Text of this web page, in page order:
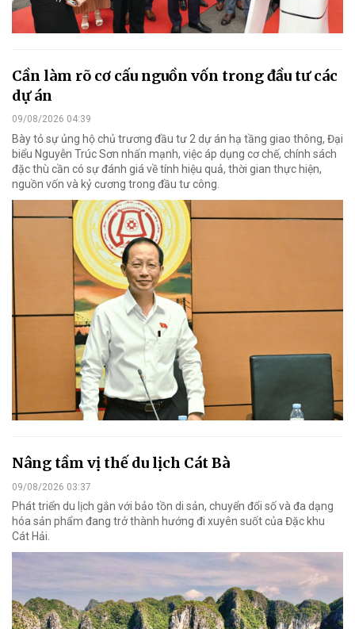
Cần làm rõ cơ cấu nguồn vốn trong đầu tư các
dự án
09/08/2026 04:39
Bày tỏ sự ủng hộ chủ trương đầu tư 2 dự án hạ tầng giao thông, Đại
biểu Nguyễn Trúc Sơn nhấn mạnh, việc áp dụng cơ chế, chính sách
đặc thù cần có sự đánh giá về tính hiệu quả, thời gian thực hiện,
nguồn vốn và kỷ cương trong đầu tư công.
Nâng tầm vị thế du lịch Cát Bà
09/08/2026 03:37
Phát triển du lịch gắn với bảo tồn di sản, chuyển đổi số và đa dạng
hóa sản phẩm đang trở thành hướng đi xuyên suốt của Đặc khu
Cát Hải.